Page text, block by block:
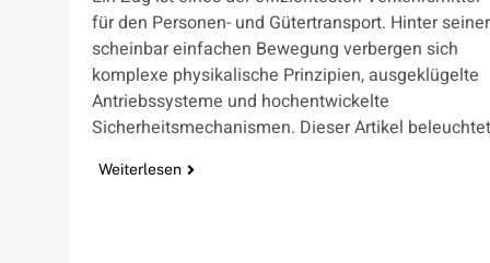
für den Personen- und Gütertransport. Hinter seiner
scheinbar einfachen Bewegung verbergen sich
komplexe physikalische Prinzipien, ausgeklügelte
Antriebssysteme und hochentwickelte
Sicherheitsmechanismen. Dieser Artikel
Weiterlesen